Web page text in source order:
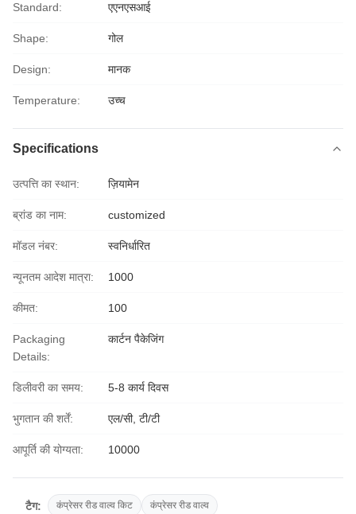
Standard: एएनएसआई
Shape: गोल
Design: मानक
Temperature: उच्च
Specifications
उत्पत्ति का स्थान: ज़ियामेन
ब्रांड का नाम: customized
मॉडल नंबर: स्वनिर्धारित
न्यूनतम आदेश मात्रा: 1000
कीमत: 100
Packaging
Details:
कार्टन पैकेजिंग
डिलीवरी का समय: 5-8 कार्य दिवस
भुगतान की शर्तें: एल/सी, टी/टी
आपूर्ति की योग्यता: 10000
टैग: कंप्रेसर रीड वाल्व किट कंप्रेसर रीड वाल्व